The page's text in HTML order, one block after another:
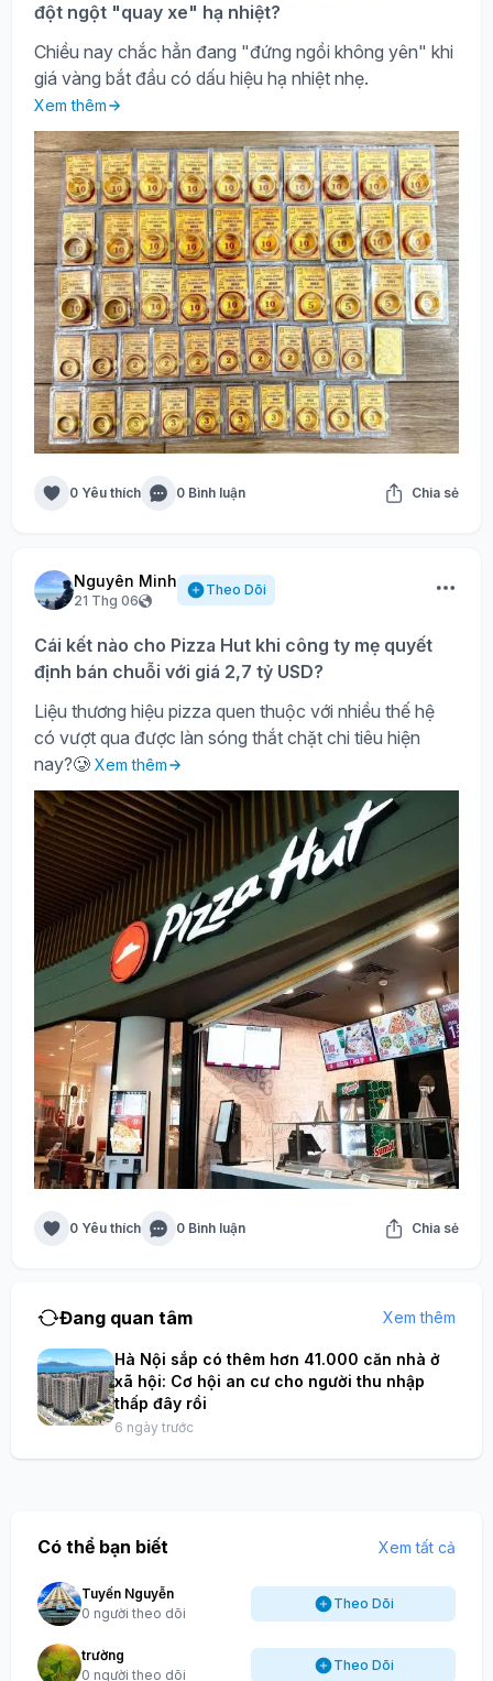
đột ngột "quay xe" hạ nhiệt?
Chiều nay chắc hẳn đang "đứng ngồi không yên" khi
giá vàng bắt đầu có dấu hiệu hạ nhiệt nhẹ.
Xem thêm
0 Yêu thích 0 Bình luận Chia sẻ
Nguyên Minh
21 Thg 06
Theo Dõi
Cái kết nào cho Pizza Hut khi công ty mẹ quyết
định bán chuỗi với giá 2,7 tỷ USD?
Liệu thương hiệu pizza quen thuộc với nhiều thế hệ
có vượt qua được làn sóng thắt chặt chi tiêu hiện
nay?🥲 Xem thêm
0 Yêu thích 0 Bình luận Chia sẻ
Đang quan tâm Xem thêm
Hà Nội sắp có thêm hơn 41.000 căn nhà ở
xã hội: Cơ hội an cư cho người thu nhập
thấp đây rồi
6 ngày trước
Có thể bạn biết Xem tất cả
Tuyến Nguyễn
0 người theo dõi
Theo Dõi
trường
0 người theo dõi
Theo Dõi